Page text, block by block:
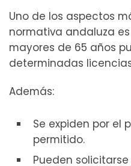
Uno de los aspectos
normativa andaluza
mayores de 65 años
determinadas
Además:
Se expiden por el
permitido.
Pueden solicitarse